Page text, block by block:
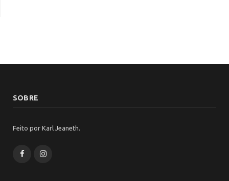
SOBRE
Feito por Karl Jeaneth.
FacebookInstagram